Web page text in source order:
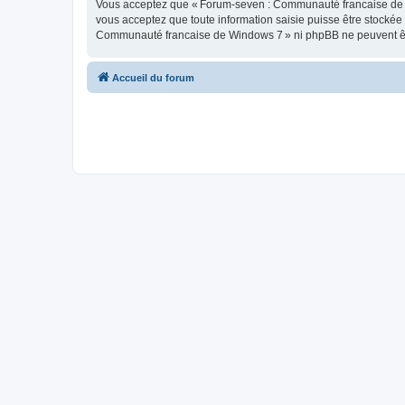
Vous acceptez que « Forum-seven : Communauté francaise
vous acceptez que toute information saisie puisse être
Communauté francaise de Windows 7 » ni phpBB ne peuvent
Accueil du forum